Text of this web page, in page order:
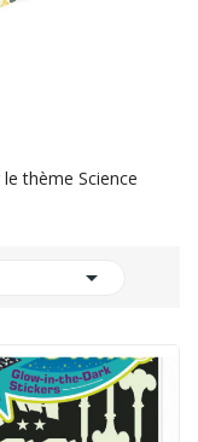
thème Science
